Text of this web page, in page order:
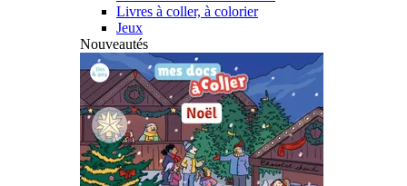
Livres à coller, à colorier
Jeux
Nouveautés